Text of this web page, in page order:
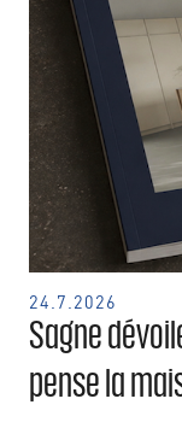
24.7.2026
Sagne
pense la